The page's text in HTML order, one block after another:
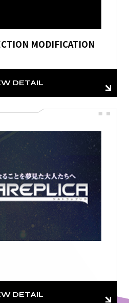
MODIFICATION
DETAIL
DETAIL